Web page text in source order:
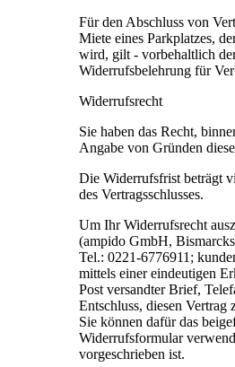
Für den Abschluss von
Miete eines Parkplatzes,
wird, gilt - vorbehaltlich
Widerrufsbelehrung für
Widerrufsrecht
Sie haben das Recht,
Angabe von Gründen
Die Widerrufsfrist beträgt
des Vertragsschlusses.
Um Ihr Widerrufsrecht
(ampido GmbH,
Tel.: 0221-6776911;
mittels einer eindeutigen
Post versandter Brief,
Entschluss, diesen
Sie können dafür das
Widerrufsformular
vorgeschrieben ist.